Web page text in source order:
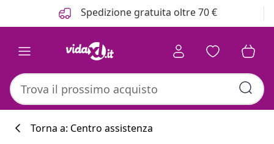
Spedizione gratuita oltre 70 €
Torna a: Centro assistenza